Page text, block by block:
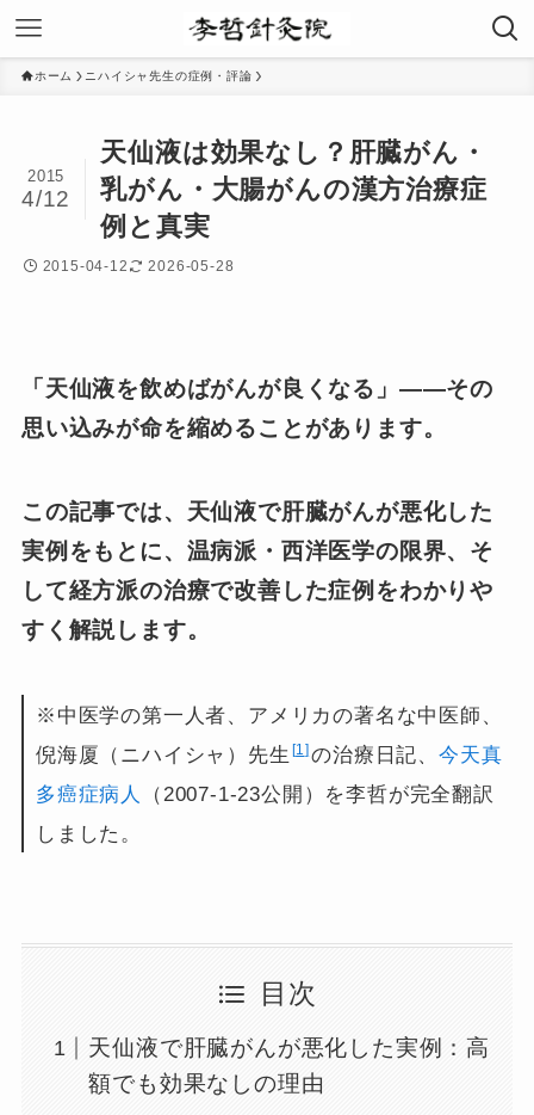
ホーム ニハイシャ先生の症例・評論
天仙液は効果なし？肝臓がん・
乳がん・大腸がんの漢方治療症
例と真実
2015
4/12
2015-04-12 2026-05-28
「天仙液を飲めばがんが良くなる」——その
思い込みが命を縮めることがあります。
この記事では、天仙液で肝臓がんが悪化した
実例をもとに、温病派・西洋医学の限界、そ
して経方派の治療で改善した症例をわかりや
すく解説します。
※中医学の第一人者、アメリカの著名な中医師、
倪海厦（ニハイシャ）先生 1 の治療日記、 今天真
多癌症病人
（2007-1-23公開）を李哲が完全翻訳
しました。
目次
天仙液で肝臓がんが悪化した実例：高
額でも効果なしの理由